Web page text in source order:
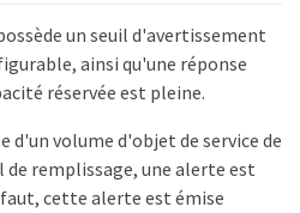
un seuil d'avertissement
ainsi qu'une réponse
réservée est pleine.
d'un volume d'objet de service de
de remplissage, une alerte est
cette alerte est émise